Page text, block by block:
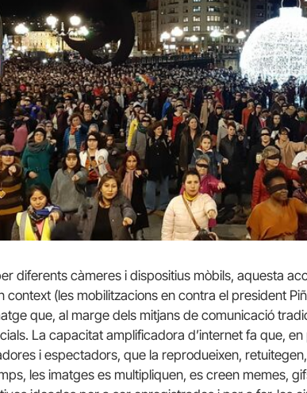
diferents càmeres i dispositius mòbils, aquesta
context (les mobilitzacions en contra el president
que, al marge dels mitjans de comunicació
La capacitat amplificadora d’internet fa que,
i espectadors, que la reprodueixen,
les imatges es multipliquen, es creen memes,